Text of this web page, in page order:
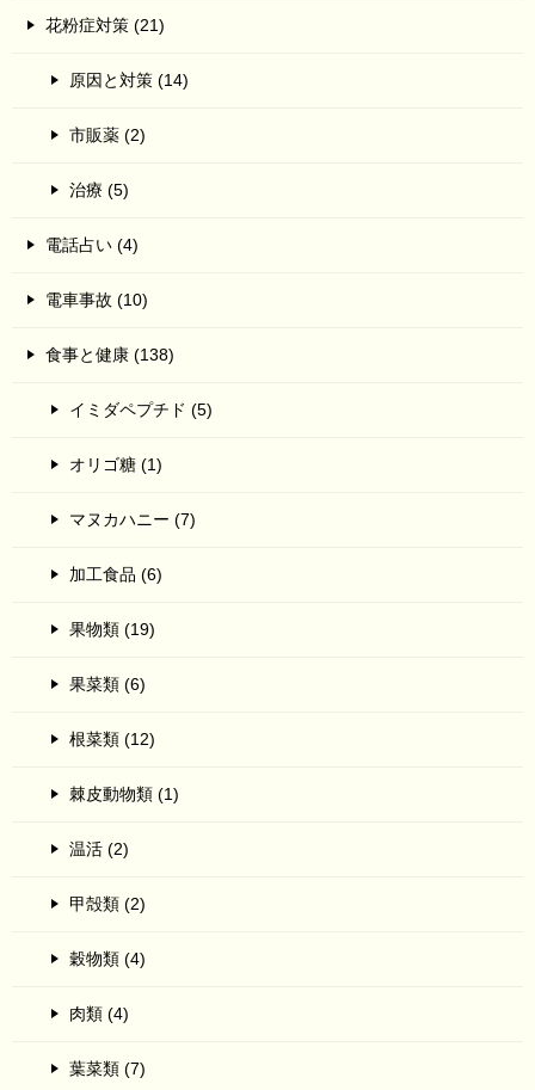
花粉症対策 (21)
原因と対策 (14)
市販薬 (2)
治療 (5)
電話占い (4)
電車事故 (10)
食事と健康 (138)
イミダペプチド (5)
オリゴ糖 (1)
マヌカハニー (7)
加工食品 (6)
果物類 (19)
果菜類 (6)
根菜類 (12)
棘皮動物類 (1)
温活 (2)
甲殻類 (2)
穀物類 (4)
肉類 (4)
葉菜類 (7)